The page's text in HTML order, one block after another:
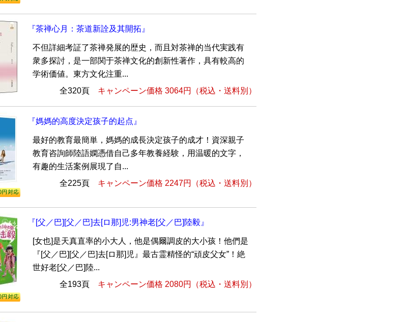
『茶禅心月：茶道新詮及其開拓』
不但詳細考証了茶禅発展的歴史，而且対茶禅的当代実践有
衆多探討，是一部関于茶禅文化的創新性著作，具有較高的
学術価値。東方文化注重...
全320頁 キャンペーン価格 3064円 （税込・送料別）
『媽媽的高度決定孩子的起点』
最好的教育最簡単，媽媽的成長決定孩子的成才！資深親子
教育咨詢師陸語嫻憑借自己多年教養経験，用温暖的文字，
有趣的生活案例展現了自...
全225頁 キャンペーン価格 2247円 （税込・送料別）
『[父／巴][父／巴]去[ロ那]児:男神老[父／巴]陸毅』
[女也]是天真直率的小大人，他是偶爾調皮的大小孩！他們是
『[父／巴][父／巴]去[ロ那]児』最古霊精怪的“頑皮父女”！絶
世好老[父／巴]陸...
全193頁 キャンペーン価格 2080円 （税込・送料別）